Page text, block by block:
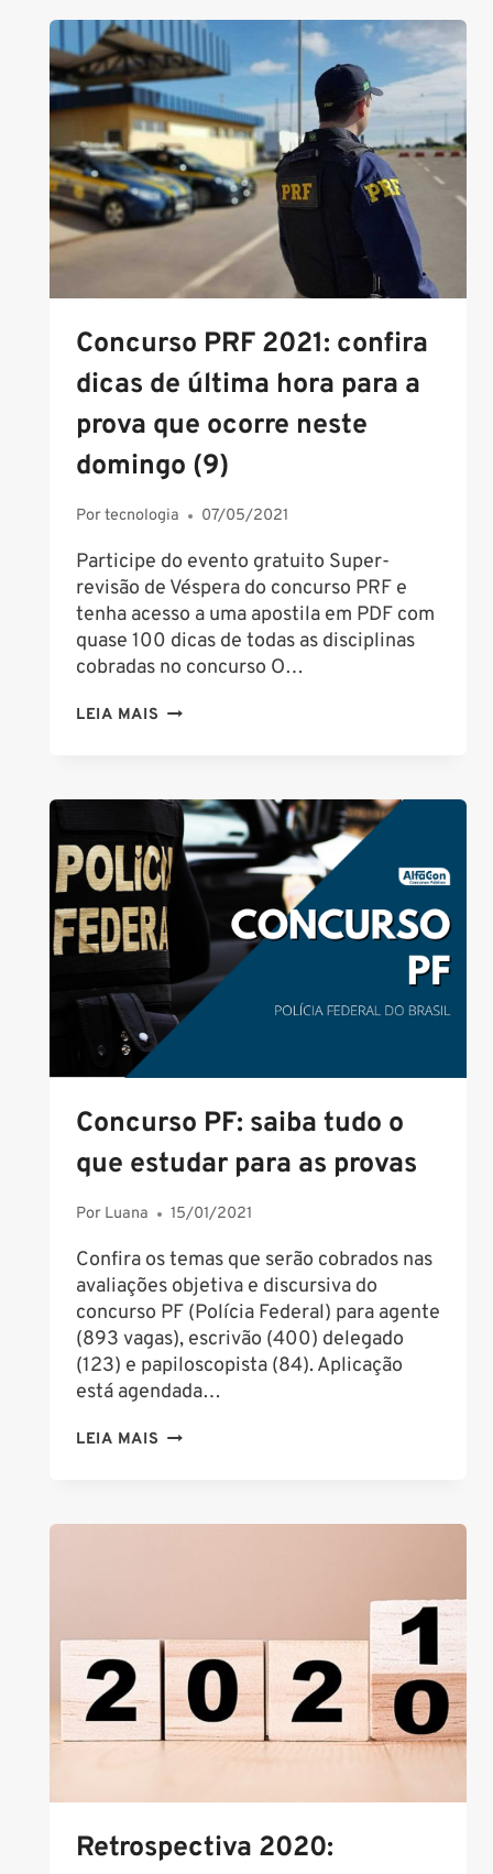
GABARITO
PRELIMINAR;
VEJA
QUAIS
QUESTÕES
CABEM
RECURSO
Concurso PRF 2021: confira
dicas de última hora para a
prova que ocorre neste
domingo (9)
Portecnologia 07/05/2021
Participe do evento gratuito Super-
revisão de Véspera do concurso PRF e
tenha acesso a uma apostila em PDF com
quase 100 dicas de todas as disciplinas
cobradas no concurso O…
LEIA MAIS CONCURSO
DICAS
DE
ÚLTIMA
HORA
PARA
A
PROVA
QUE
OCORRE
DOMINGO
Concurso PF: saiba tudo o
que estudar para as provas
Por Luana 15/01/2021
Confira os temas que serão cobrados nas
avaliações objetiva e discursiva do
concurso PF (Polícia Federal) para agente
(893 vagas), escrivão (400) delegado
(123) e papiloscopista (84). Aplicação
está agendada…
LEIA MAIS CONCURSO
AS
PROVAS
Retrospectiva 2020: